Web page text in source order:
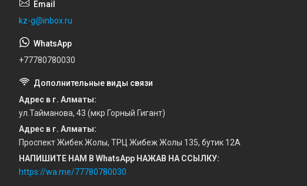
kz-g@inbox.ru
+77780780030
Адрес в г. Алматы
ул.Тайманова, 43 (мкр Горный Гигант)
Адрес в г. Алматы
Проспект Жибек Жолы, ТРЦ Жибеж Жолы 135, бутик 12А
НАПИШИТЕ НАМ В WhatsApp НАЖАВ НА ССЫЛКУ
https://wa.me/77780780030